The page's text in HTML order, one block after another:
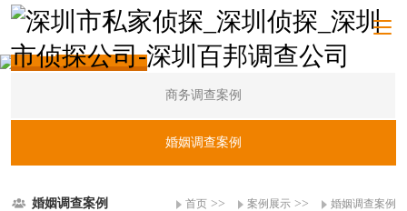
案例展示
商务调查案例
婚姻调查案例
婚姻调查案例 首页 >> 案例展示 >> 婚姻调查案例